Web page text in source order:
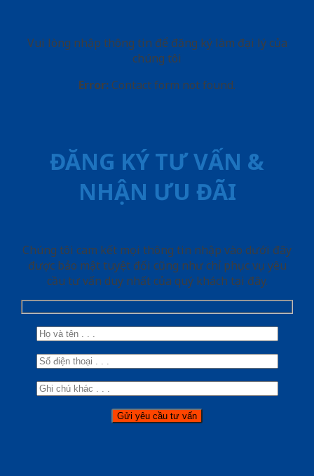
Vui lòng nhập thông tin để đăng ký làm đại lý của
chúng tôi
Error: Contact form not found.
ĐĂNG KÝ TƯ VẤN &
NHẬN ƯU ĐÃI
Chúng tôi cam kết mọi thông tin nhập vào dưới đây
được bảo mật tuyệt đối cũng như chỉ phục vụ yêu
cầu tư vấn duy nhất của quý khách tại đây.